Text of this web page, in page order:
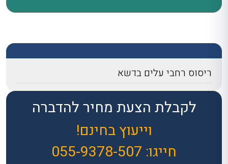
לקבלת הצעת מחיר להדברה
וייעוץ בחינם!
חייגו: 055-9378-507
ריסוס רחבי עלים בדשא